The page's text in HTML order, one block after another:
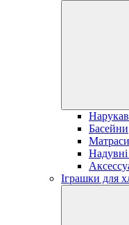
Басейни
Матраси
Іграшки для